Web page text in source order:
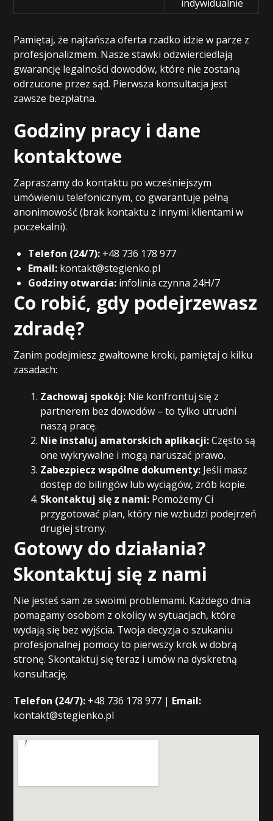
indywidualnie
Pamiętaj, że najtańsza oferta rzadko idzie w parze z
profesjonalizmem. Nasze stawki odzwierciedlają
gwarancję legalności dowodów, które nie zostaną
odrzucone przez sąd. Pierwsza konsultacja jest
zawsze bezpłatna.
Godziny pracy i dane
kontaktowe
Zapraszamy do kontaktu po wcześniejszym
umówieniu telefonicznym, co gwarantuje pełną
anonimowość (brak kontaktu z innymi klientami w
poczekalni).
Telefon (24/7): +48 736 178 977
Email: kontakt@stegienko.pl
Godziny otwarcia: infolinia czynna 24H/7
Co robić, gdy podejrzewasz
zdradę?
Zanim podejmiesz gwałtowne kroki, pamiętaj o kilku
zasadach:
Zachowaj spokój: Nie konfrontuj się z
partnerem bez dowodów – to tylko utrudni
naszą pracę.
Nie instaluj amatorskich aplikacji:Często są
one wykrywalne i mogą naruszać prawo.
Zabezpiecz wspólne dokumenty: Jeśli masz
dostęp do bilingów lub wyciągów, zrób kopie.
Skontaktuj się z nami: Pomożemy Ci
przygotować plan, który nie wzbudzi podejrzeń
drugiej strony.
Gotowy do działania?
Skontaktuj się z nami
Nie jesteś sam ze swoimi problemami. Każdego dnia
pomagamy osobom z okolicy w sytuacjach, które
wydają się bez wyjścia. Twoja decyzja o szukaniu
profesjonalnej pomocy to pierwszy krok w dobrą
stronę. Skontaktuj się teraz i umów na dyskretną
konsultację.
Telefon (24/7): +48 736 178 977 | Email:
kontakt@stegienko.pl